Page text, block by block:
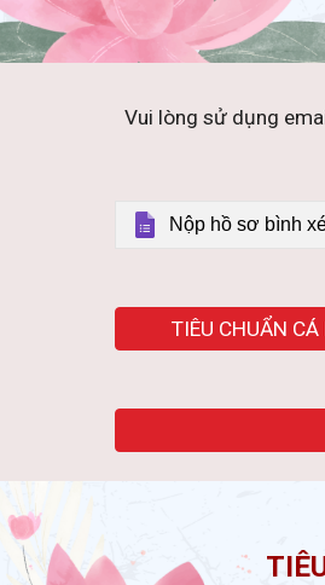
Vui lòng sử dụng
Nộp hồ sơ bình
TIÊU CHUẨN